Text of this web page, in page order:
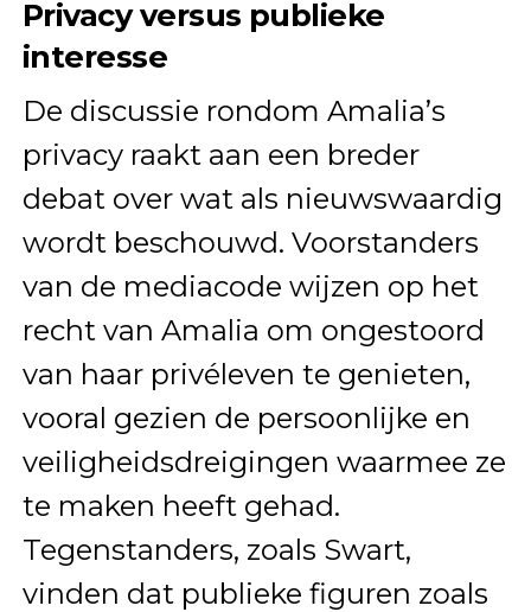
Privacy versus publieke
interesse
De discussie rondom Amalia’s
privacy raakt aan een breder
debat over wat als nieuwswaardig
wordt beschouwd. Voorstanders
van de mediacode wijzen op het
recht van Amalia om ongestoord
van haar privéleven te genieten,
vooral gezien de persoonlijke en
veiligheidsdreigingen waarmee ze
te maken heeft gehad.
Tegenstanders, zoals Swart,
vinden dat publieke figuren zoals